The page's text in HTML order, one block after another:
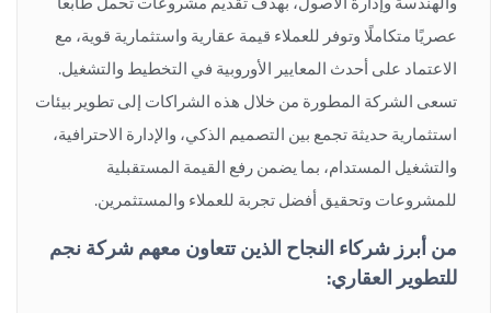
عصريًا متكاملًا وتوفر للعملاء قيمة عقارية واستثمارية قوية، مع
الاعتماد على أحدث المعايير الأوروبية في التخطيط والتشغيل.
تسعى الشركة المطورة من خلال هذه الشراكات إلى تطوير بيئات
استثمارية حديثة تجمع بين التصميم الذكي، والإدارة الاحترافية،
والتشغيل المستدام، بما يضمن رفع القيمة المستقبلية
للمشروعات وتحقيق أفضل تجربة للعملاء والمستثمرين.
من أبرز شركاء النجاح الذين تتعاون معهم شركة نجم
للتطوير العقاري: